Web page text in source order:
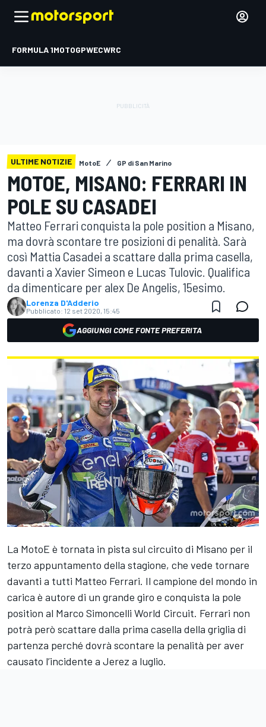
FORMULA 1MOTOGPWECWRC
ULTIME NOTIZIE MotoE GP di San Marino
MOTOE, MISANO: FERRARI IN
POLE SU CASADEI
Matteo Ferrari conquista la pole position a Misano,
ma dovrà scontare tre posizioni di penalità. Sarà
così Mattia Casadei a scattare dalla prima casella,
davanti a Xavier Simeon e Lucas Tulovic. Qualifica
da dimenticare per alex De Angelis, 15esimo.
Lorenza D'Adderio
Pubblicato: 12 set 2020, 15:45
AGGIUNGI COME FONTE PREFERITA
La MotoE è tornata in pista sul circuito di Misano per il
terzo appuntamento della stagione, che vede tornare
davanti a tutti Matteo Ferrari. Il campione del mondo in
carica è autore di un grande giro e conquista la pole
position al Marco Simoncelli World Circuit. Ferrari non
potrà però scattare dalla prima casella della griglia di
partenza perché dovrà scontare la penalità per aver
causato l’incidente a Jerez a luglio.